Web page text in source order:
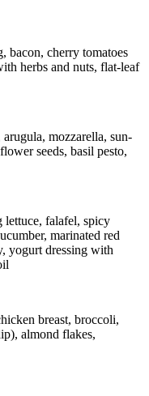
bacon, cherry tomatoes
herbs and nuts, flat-leaf
mozzarella, sun-
seeds, basil pesto,
lettuce, falafel, spicy
marinated red
yogurt dressing with
breast, broccoli,
almond flakes,